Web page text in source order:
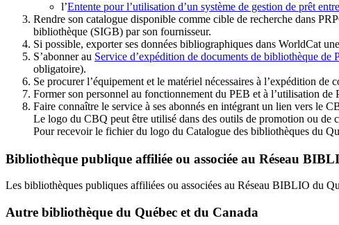
l’Entente pour l’utilisation d’un système de gestion de prêt
Rendre son catalogue disponible comme cible de recherche dans
bibliothèque (SIGB) par son fournisseur.
Si possible, exporter ses données bibliographiques dans WorldCat
S’abonner au Service d’expédition de documents de bibliothèque de
obligatoire).
Se procurer l’équipement et le matériel nécessaires à l’expédition de
Former son personnel au fonctionnement du PEB et à l’utilisation de
Faire connaître le service à ses abonnés en intégrant un lien vers le
Le logo du CBQ peut être utilisé dans des outils de promotion ou de
Pour recevoir le fichier du logo du Catalogue des bibliothèques du
Bibliothèque publique affiliée ou associée au Réseau
Les bibliothèques publiques affiliées ou associées au Réseau BIBLIO du
Autre bibliothèque du Québec et du Canada